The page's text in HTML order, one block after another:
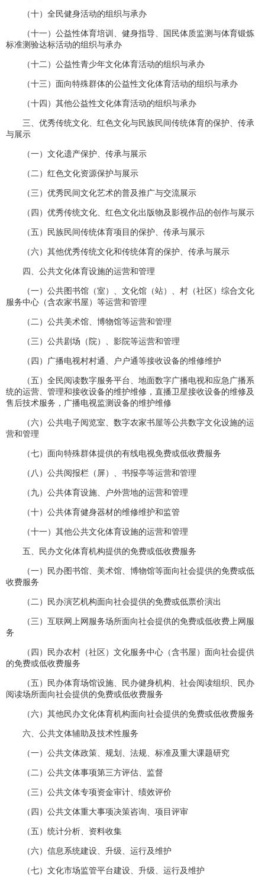
（十）全民健身活动的组织与承办
（十一）公益性体育培训、健身指导、国民体质监测与体育锻炼
标准测验达标活动的组织与承办
（十二）公益性青少年文化体育活动的组织与承办
（十三）面向特殊群体的公益性文化体育活动的组织与承办
（十四）其他公益性文化体育活动的组织与承办
三、优秀传统文化、红色文化与民族民间传统体育的保护、传承
与展示
（一）文化遗产保护、传承与展示
（二）红色文化资源保护与展示
（三）优秀民间文化艺术的普及推广与交流展示
（四）优秀传统文化、红色文化出版物及影视作品的创作与展示
（五）民族民间传统体育项目的保护、传承与展示
（六）其他优秀传统文化和传统体育的保护、传承与展示
四、公共文化体育设施的运营和管理
（一）公共图书馆（室）、文化馆（站）、村（社区）综合文化
服务中心（含农家书屋）等运营和管理
（二）公共美术馆、博物馆等运营和管理
（三）公共剧场（院）、影院等运营和管理
（四）广播电视村村通、户户通等接收设备的维修维护
（五）全民阅读数字服务平台、地面数字广播电视和应急广播系
统的运营、管理和接收设备的维护维修，直播卫星接收设备的维修及
售后技术服务，广播电视监测设备的维护维修
（六）公共电子阅览室、数字农家书屋等公共数字文化设施的运
营和管理
（七）面向特殊群体提供的有线电视免费或低收费服务
（八）公共阅报栏（屏）、书报亭等运营和管理
（九）公共体育设施、户外营地的运营和管理
（十）公共体育健身器材的维修维护和监管
（十一）其他公共文化体育设施的运营和管理
五、民办文化体育机构提供的免费或低收费服务
（一）民办图书馆、美术馆、博物馆等面向社会提供的免费或低
收费服务
（二）民办演艺机构面向社会提供的免费或低票价演出
（三）互联网上网服务场所面向社会提供的免费或低收费上网服
务
（四）民办农村（社区）文化服务中心（含书屋）面向社会提供
的免费或低收费服务
（五）民办体育场馆设施、民办健身机构、社会阅读组织、民办
阅读场所面向社会提供的免费或低收费服务
（六）其他民办文化体育机构面向社会提供的免费或低收费服务
六、公共文体辅助及技术性服务
（一）公共文体政策、规划、法规、标准及重大课题研究
（二）公共文体事项第三方评估、监督
（三）公共文体专项资金审计、绩效评价
（四）公共文体重大事项决策咨询、项目评审
（五）统计分析、资料收集
（六）信息系统建设、升级、运行及维护
（七）文化市场监管平台建设、升级、运行及维护